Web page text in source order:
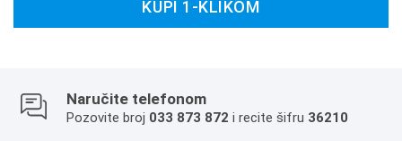
KUPI 1-KLIKOM
Naručite telefonom
Pozovite broj 033 873 872 i recite šifru 36210